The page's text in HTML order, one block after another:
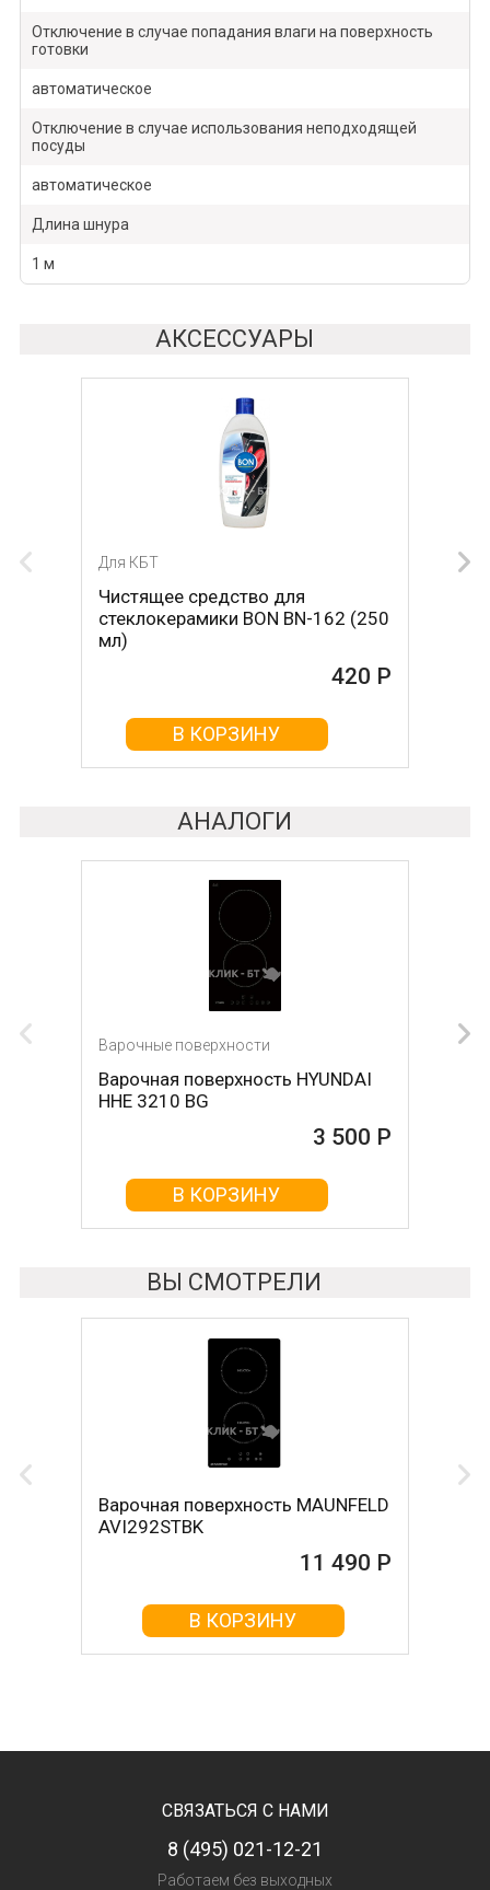
Отключение в случае попадания влаги на поверхность
готовки
автоматическое
Отключение в случае использования неподходящей
посуды
автоматическое
Длина шнура
1 м
АКСЕССУАРЫ
Для КБТ
Чистящее средство для
стеклокерамики BON BN-162 (250
мл)
420 Р
В КОРЗИНУ
Для КБТ
Скребок для ухода за
стеклокерамикой BON BN-603
В КОРЗИНУ
АНАЛОГИ
Варочные поверхности
Варочная поверхность HYUNDAI
HHE 3210 BG
3 500 Р
В КОРЗИНУ
Варочные поверхности
Варочная поверхность DARINA
1T17 BGС 341 12 B
3 680 Р
В КОРЗИНУ
ВЫ СМОТРЕЛИ
Варочная поверхность MAUNFELD
AVI292STBK
11 490 Р
В КОРЗИНУ
СВЯЗАТЬСЯ С НАМИ
8 (495) 021-12-21
Работаем без выходных